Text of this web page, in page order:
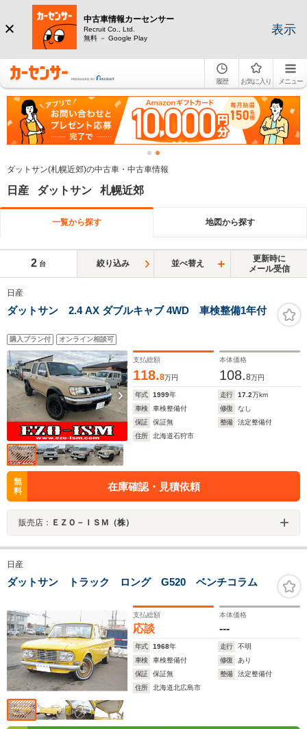
中古車情報カーセンサー
Recruit Co., Ltd.
無料 － Google Play
表示
履歴 お気に入り メニュー
ダットサン(札幌近郊)の中古車・中古車情報
日産 ダットサン 札幌近郊
一覧から探す 地図から探す
2 台 絞り込み 並べ替え
更新時に
メール受信
日産
ダットサン 2.4 AX ダブルキャブ 4WD 車検整備1年付
購入プラン付 オンライン相談可
支払総額
118.8万円
本体価格
108.8万円
年式 1999年 走行 17.2万km
車検
車検整備付 修復
なし
保証
保証無 整備
法定整備付
住所
北海道石狩市
無
料
在庫確認・見積依頼
販売店： ＥＺＯ－ＩＳＭ（株）
日産
ダットサン トラック ロング G520 ベンチコラム
支払総額
応談
本体価格
---
年式 1968年 走行
不明
車検
車検整備付 修復
あり
保証
保証無 整備
法定整備付
住所
北海道北広島市